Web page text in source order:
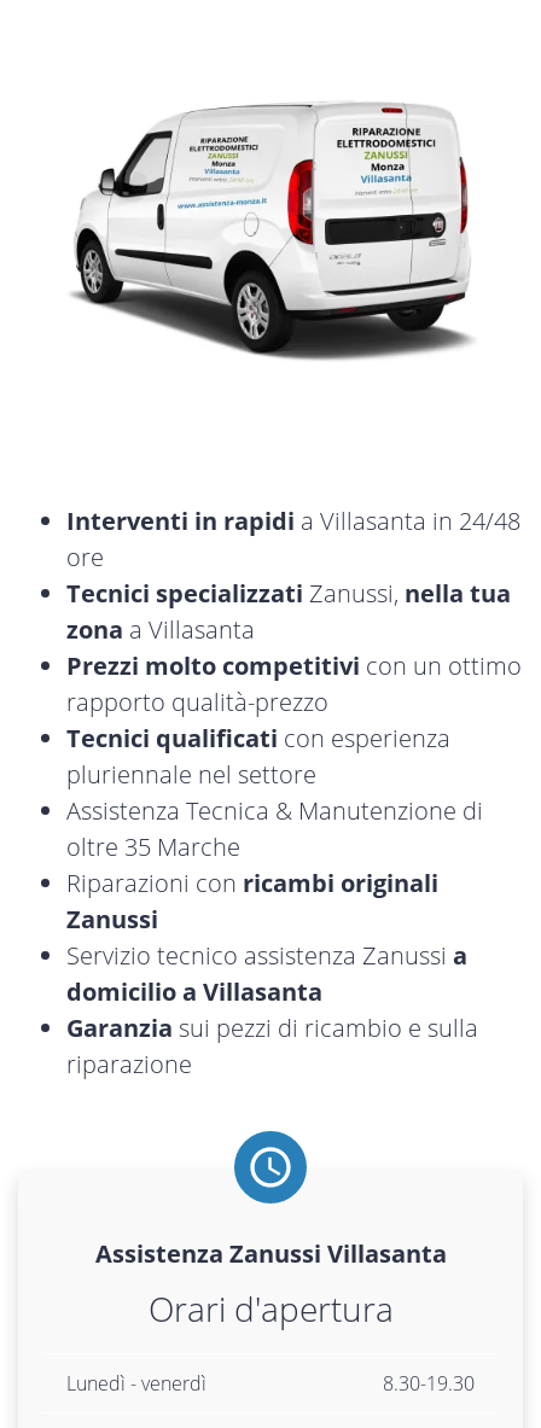
Interventi in rapidi a Villasanta in 24/48
ore
Tecnici specializzati Zanussi, nella tua
zona a Villasanta
Prezzi molto competitivi con un ottimo
rapporto qualità-prezzo
Tecnici qualificati con esperienza
pluriennale nel settore
Assistenza Tecnica & Manutenzione di
oltre 35 Marche
Riparazioni con ricambi originali
Zanussi
Servizio tecnico assistenza Zanussi a
domicilio a Villasanta
Garanzia sui pezzi di ricambio e sulla
riparazione
Assistenza Zanussi Villasanta
Orari d'apertura
Lunedì - venerdì 8.30-19.30